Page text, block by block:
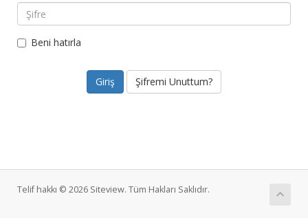
Beni hatırla
Şifremi Unuttum?
Telif hakkı © 2026 Siteview. Tüm Hakları Saklıdır.